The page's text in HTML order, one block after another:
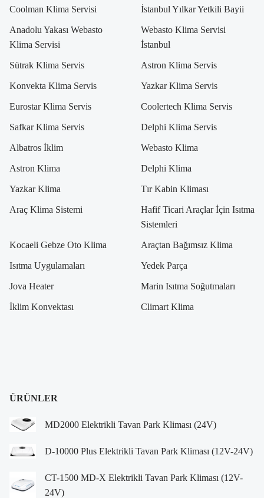
Coolman Klima Servisi İstanbul Yılkar Yetkili Bayii
Anadolu Yakası Webasto
Klima Servisi
Webasto Klima Servisi
İstanbul
Sütrak Klima Servis Astron Klima Servis
Konvekta Klima Servis Yazkar Klima Servis
Eurostar Klima Servis Coolertech Klima Servis
Safkar Klima Servis Delphi Klima Servis
Albatros İklim Webasto Klima
Astron Klima Delphi Klima
Yazkar Klima Tır Kabin Kliması
Araç Klima Sistemi
Hafif Ticari Araçlar İçin Isıtma
Sistemleri
Kocaeli Gebze Oto Klima Araçtan Bağımsız Klima
Isıtma Uygulamaları Yedek Parça
Jova Heater Marin Isıtma Soğutmaları
İklim Konvektası Climart Klima
ÜRÜNLER
MD2000 Elektrikli Tavan Park Kliması (24V)
D-10000 Plus Elektrikli Tavan Park Kliması (12V-24V)
CT-1500 MD-X Elektrikli Tavan Park Kliması (12V-
24V)